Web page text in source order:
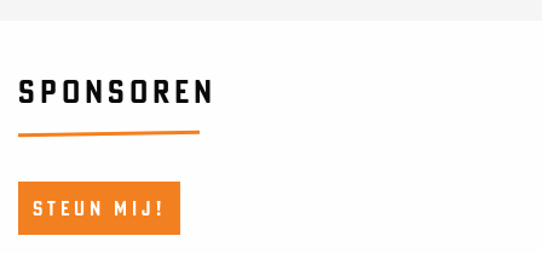
SPONSOREN
STEUN MIJ!